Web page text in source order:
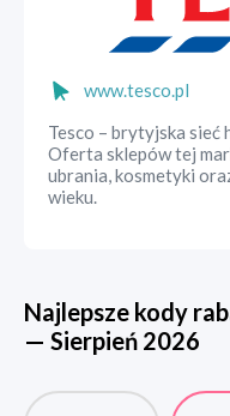
www.tesco.pl
Tesco – brytyjska
Oferta sklepów tej
ubrania, kosmetyki
wieku.
Najlepsze kody
— Sierpień 2026